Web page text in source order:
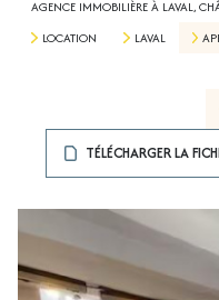
AGENCE IMMOBILIÈRE À LAVAL,
LOCATION
LAVAL
TÉLÉCHARGER LA